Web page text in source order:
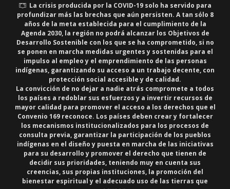
La crisis producida por la COVID-19 solo ha servido para
profundizar más las brechas que aún persisten. A tan sólo 8
años de la meta establecida para el cumplimiento de la
Agenda 2030, la región no podrá alcanzar los Objetivos de
Desarrollo Sostenible con los que se ha comprometido, si no
se ponen en marcha medidas urgentes y sostenidas para el
impulso al empleo y el emprendimiento de las personas
indígenas, garantizando su acceso a un trabajo decente, con
protección social accesible y de calidad.
La convicción de no dejar a nadie atrás compromete a todos
los países a redoblar sus esfuerzos y a invertir recursos de
mayor calidad para promover el acceso a los derechos que el
Convenio 169 reconoce. Los países deben crear y fortalecer
los mecanismos institucionalizados para los procesos de
consulta previa, garantizar la participación de los pueblos
indígenas en el diseño y puesta en marcha de las iniciativas
para su desarrollo y promover el derecho que tienen de
decidir sus prioridades, teniendo muy en cuenta sus
creencias, sus propias instituciones, la promoción del
bienestar espiritual y el adecuado uso de las tierras que